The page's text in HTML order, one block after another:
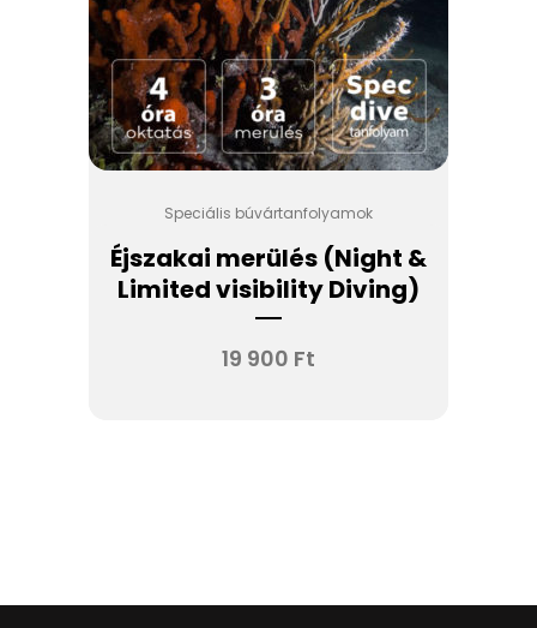
Speciális búvártanfolyamok
Éjszakai merülés (Night &
Limited visibility Diving)
19 900 Ft